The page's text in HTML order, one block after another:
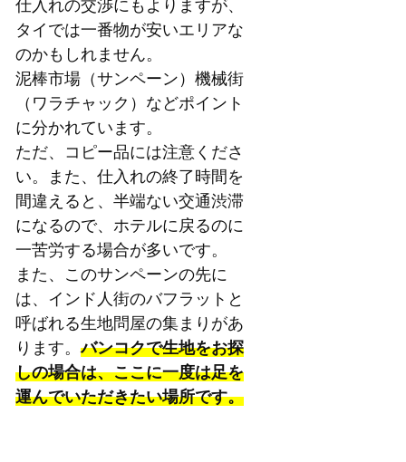
仕入れの交渉にもよりますが、
タイでは一番物が安いエリアな
のかもしれません。
泥棒市場（サンペーン）機械街
（ワラチャック）などポイント
に分かれています。
ただ、コピー品には注意くださ
い。また、仕入れの終了時間を
間違えると、半端ない交通渋滞
になるので、ホテルに戻るのに
一苦労する場合が多いです。
また、このサンペーンの先に
は、インド人街のバフラットと
呼ばれる生地問屋の集まりがあ
ります。バンコクで生地をお探
しの場合は、ここに一度は足を
運んでいただきたい場所です。